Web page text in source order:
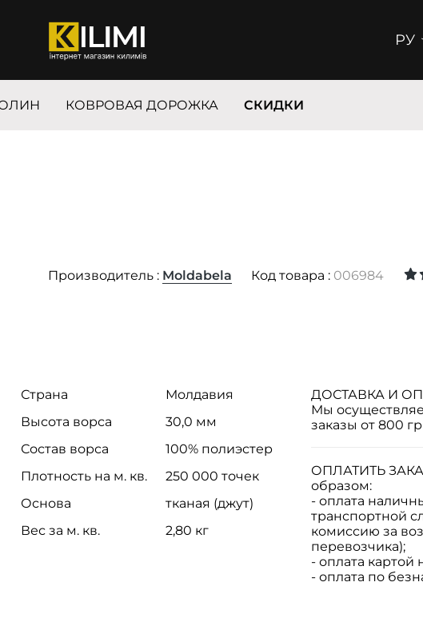
РУ
КОВРОВАЯ ДОРОЖКА СКИДКИ
Производитель : Moldabela Код товара : 006984
Страна
Молдавия
Высота ворса
30,0 мм
Состав ворса
100% полиэстер
Плотность на м. кв.
250 000 точек
Основа
тканая (джут)
Вес за м. кв.
2,80 кг
ДОСТАВКА И
Мы
заказы от 800
ОПЛАТИТЬ
образом:
- оплата
транспортной
комиссию за
перевозчика);
- оплата картой
- оплата по